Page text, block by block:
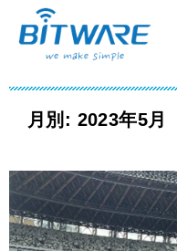
月別: 2023年5月